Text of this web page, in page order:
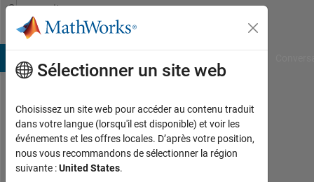
Passer au contenu
Community
Profile
MARCO
FORTI
Last
Sélectionner un site web
Choisissez un site web pour accéder au contenu traduit
dans votre langue (lorsqu'il est disponible) et voir les
événements et les offres locales. D’après votre position,
nous vous recommandons de sélectionner la région
suivante :United States.